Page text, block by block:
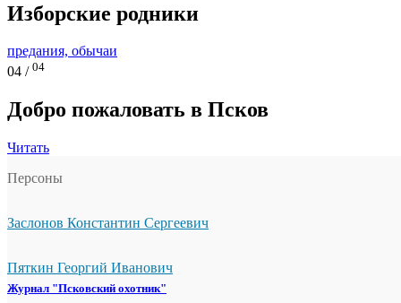
Изборские родники
предания, обычаи
04 / 04
Добро пожаловать в Псков
Читать
Персоны
Заслонов Константин Сергеевич
Пяткин Георгий Иванович
Журнал "Псковский охотник"